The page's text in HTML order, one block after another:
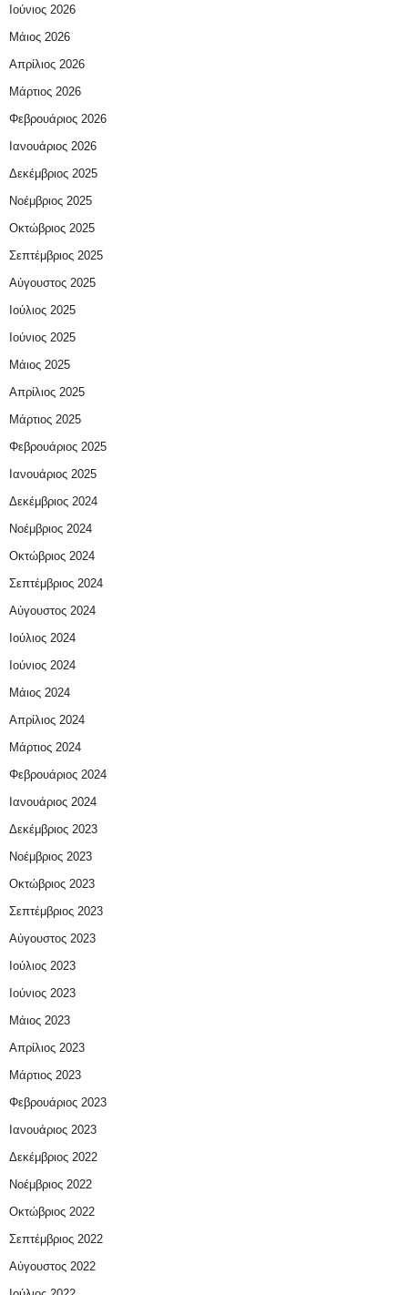
Ιούνιος 2026
Μάιος 2026
Απρίλιος 2026
Μάρτιος 2026
Φεβρουάριος 2026
Ιανουάριος 2026
Δεκέμβριος 2025
Νοέμβριος 2025
Οκτώβριος 2025
Σεπτέμβριος 2025
Αύγουστος 2025
Ιούλιος 2025
Ιούνιος 2025
Μάιος 2025
Απρίλιος 2025
Μάρτιος 2025
Φεβρουάριος 2025
Ιανουάριος 2025
Δεκέμβριος 2024
Νοέμβριος 2024
Οκτώβριος 2024
Σεπτέμβριος 2024
Αύγουστος 2024
Ιούλιος 2024
Ιούνιος 2024
Μάιος 2024
Απρίλιος 2024
Μάρτιος 2024
Φεβρουάριος 2024
Ιανουάριος 2024
Δεκέμβριος 2023
Νοέμβριος 2023
Οκτώβριος 2023
Σεπτέμβριος 2023
Αύγουστος 2023
Ιούλιος 2023
Ιούνιος 2023
Μάιος 2023
Απρίλιος 2023
Μάρτιος 2023
Φεβρουάριος 2023
Ιανουάριος 2023
Δεκέμβριος 2022
Νοέμβριος 2022
Οκτώβριος 2022
Σεπτέμβριος 2022
Αύγουστος 2022